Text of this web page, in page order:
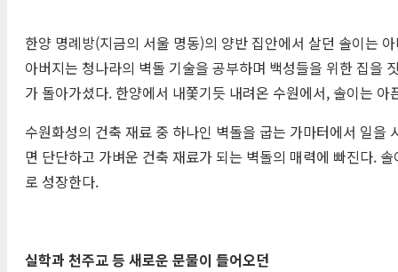
한양 명례방(지금의 서울 명동)의 양반 집안에서 살던 솔이는
아버지는 청나라의 벽돌 기술을 공부하며 백성들을 위한 집을
가 돌아가셨다. 한양에서 내쫓기듯 내려온 수원에서, 솔이는
수원화성의 건축 재료 중 하나인 벽돌을 굽는 가마터에서 일
면 단단하고 가벼운 건축 재료가 되는 벽돌의 매력에 빠진다.
로 성장한다.
실학과 천주교 등 새로운 문물이 들어오던